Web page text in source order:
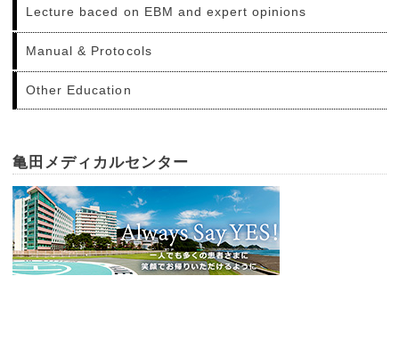
Lecture baced on EBM and expert opinions
Manual & Protocols
Other Education
亀田メディカルセンター